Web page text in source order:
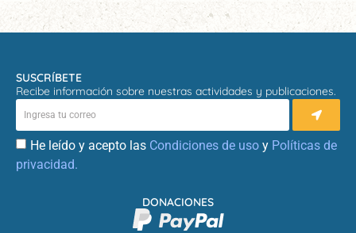
SUSCRÍBETE
Recibe información sobre nuestras actividades y publicaciones.
He leído y acepto las Condiciones de uso y Políticas de
privacidad.
DONACIONES